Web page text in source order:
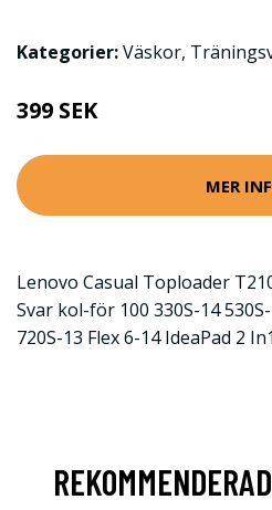
Kategorier:Väskor,
399 SEK
MER
Lenovo Casual Toploader
Svar kol-för 100 330S-14
720S-13 Flex 6-14 IdeaPad 2